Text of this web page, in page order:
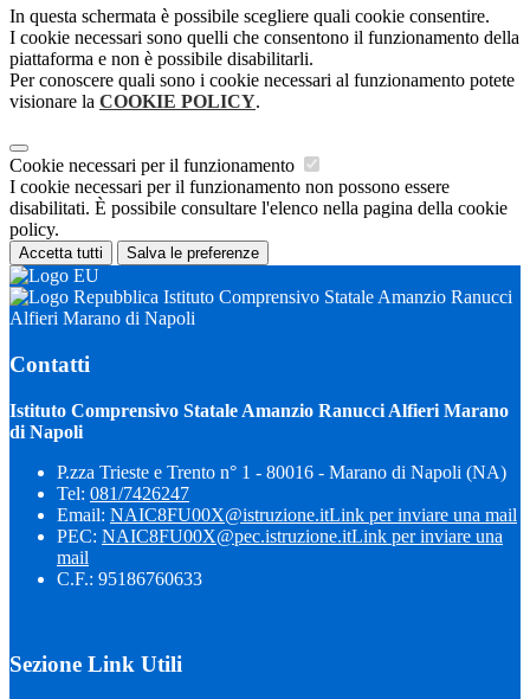
In questa schermata è possibile scegliere quali cookie consentire.
I cookie necessari sono quelli che consentono il funzionamento della
piattaforma e non è possibile disabilitarli.
Per conoscere quali sono i cookie necessari al funzionamento potete
visionare la COOKIE POLICY.
Cookie necessari per il funzionamento
I cookie necessari per il funzionamento non possono essere
disabilitati. È possibile consultare l'elenco nella pagina della cookie
policy.
Accetta tutti Salva le preferenze
Istituto Comprensivo Statale Amanzio Ranucci
Alfieri Marano di Napoli
Contatti
Istituto Comprensivo Statale Amanzio Ranucci Alfieri Marano
di Napoli
P.zza Trieste e Trento n° 1 - 80016 - Marano di Napoli (NA)
Tel: 081/7426247
Email: NAIC8FU00X@istruzione.itLink per inviare una mail
PEC: NAIC8FU00X@pec.istruzione.itLink per inviare una
mail
C.F.: 95186760633
Sezione Link Utili